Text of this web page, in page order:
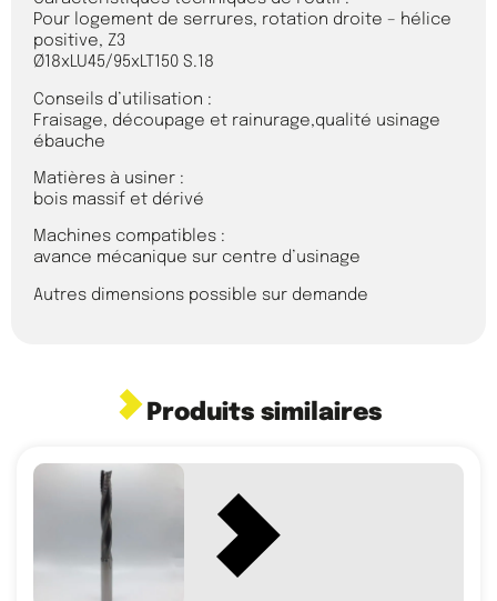
Pour logement de serrures, rotation droite – hélice
positive, Z3
Ø18xLU45/95xLT150 S.18
Conseils d’utilisation :
Fraisage, découpage et rainurage,qualité usinage
ébauche
Matières à usiner :
bois massif et dérivé
Machines compatibles :
avance mécanique sur centre d’usinage
Autres dimensions possible sur demande
Produits similaires